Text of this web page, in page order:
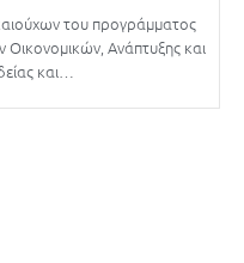
του προγράμματος
Ανάπτυξης και
και…